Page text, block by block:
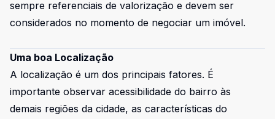
sempre referenciais de valorização e devem ser
considerados no momento de negociar um imóvel.
Uma boa Localização
A localização é um dos principais fatores. É
importante observar acessibilidade do bairro às
demais regiões da cidade, as características do